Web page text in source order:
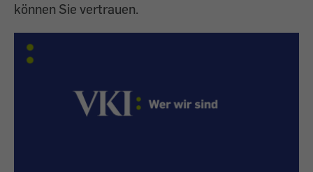
können Sie vertrauen.